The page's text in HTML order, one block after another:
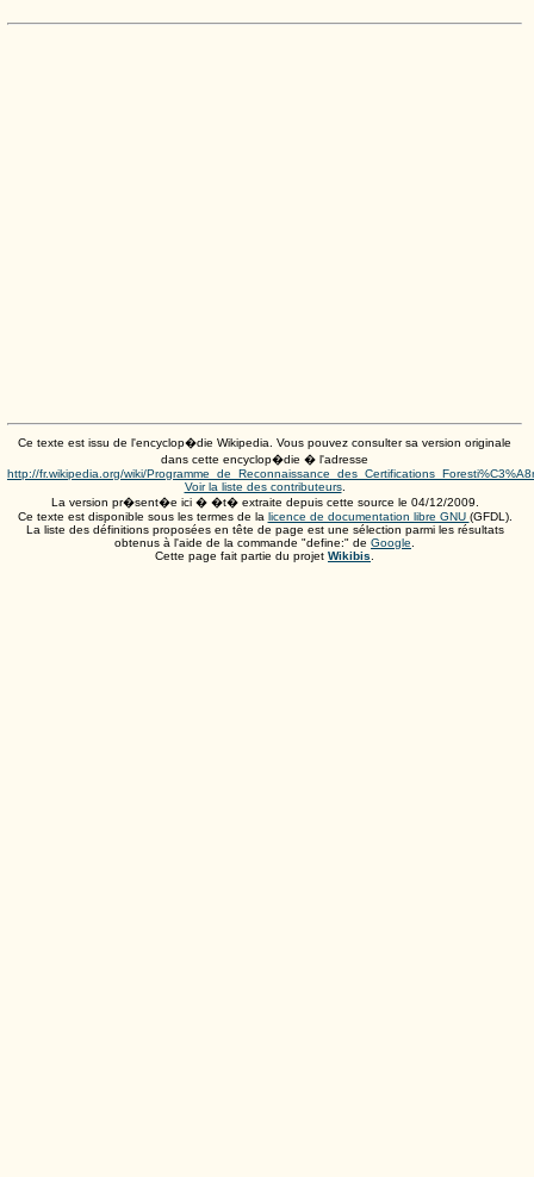
Ce texte est issu de l'encyclop�die Wikipedia. Vous pouvez consulter sa version originale
dans cette encyclop�die � l'adresse
http://fr.wikipedia.org/wiki/
Voir la liste des contributeurs.
La version pr�sent�e ici � �t� extraite depuis cette source le 04/12/2009
Ce texte est disponible sous les termes de la licence de documentation libre GNU (GFDL).
La liste des définitions proposées en tête de page est une sélection parmi les résultats
obtenus à l'aide de la commande "define:" de Google
Cette page fait partie du projet Wikibis